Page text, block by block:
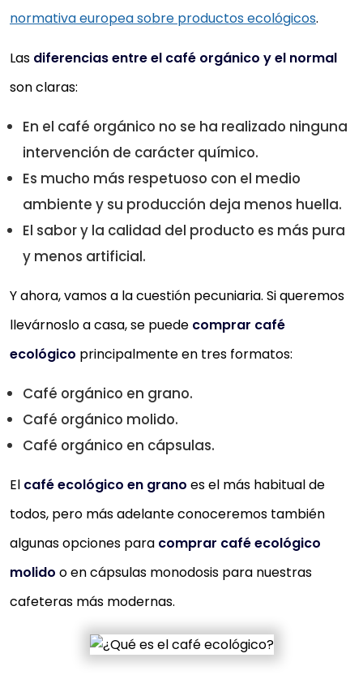
normativa europea sobre productos ecológicos.
Las diferencias entre el café orgánico y el normal
son claras:
En el café orgánico no se ha realizado ninguna
intervención de carácter químico.
Es mucho más respetuoso con el medio
ambiente y su producción deja menos huella.
El sabor y la calidad del producto es más pura
y menos artificial.
Y ahora, vamos a la cuestión pecuniaria. Si queremos
llevárnoslo a casa, se puede comprar café
ecológico principalmente en tres formatos:
Café orgánico en grano.
Café orgánico molido.
Café orgánico en cápsulas.
El café ecológico en grano es el más habitual de
todos, pero más adelante conoceremos también
algunas opciones para comprar café ecológico
molido o en cápsulas monodosis para nuestras
cafeteras más modernas.